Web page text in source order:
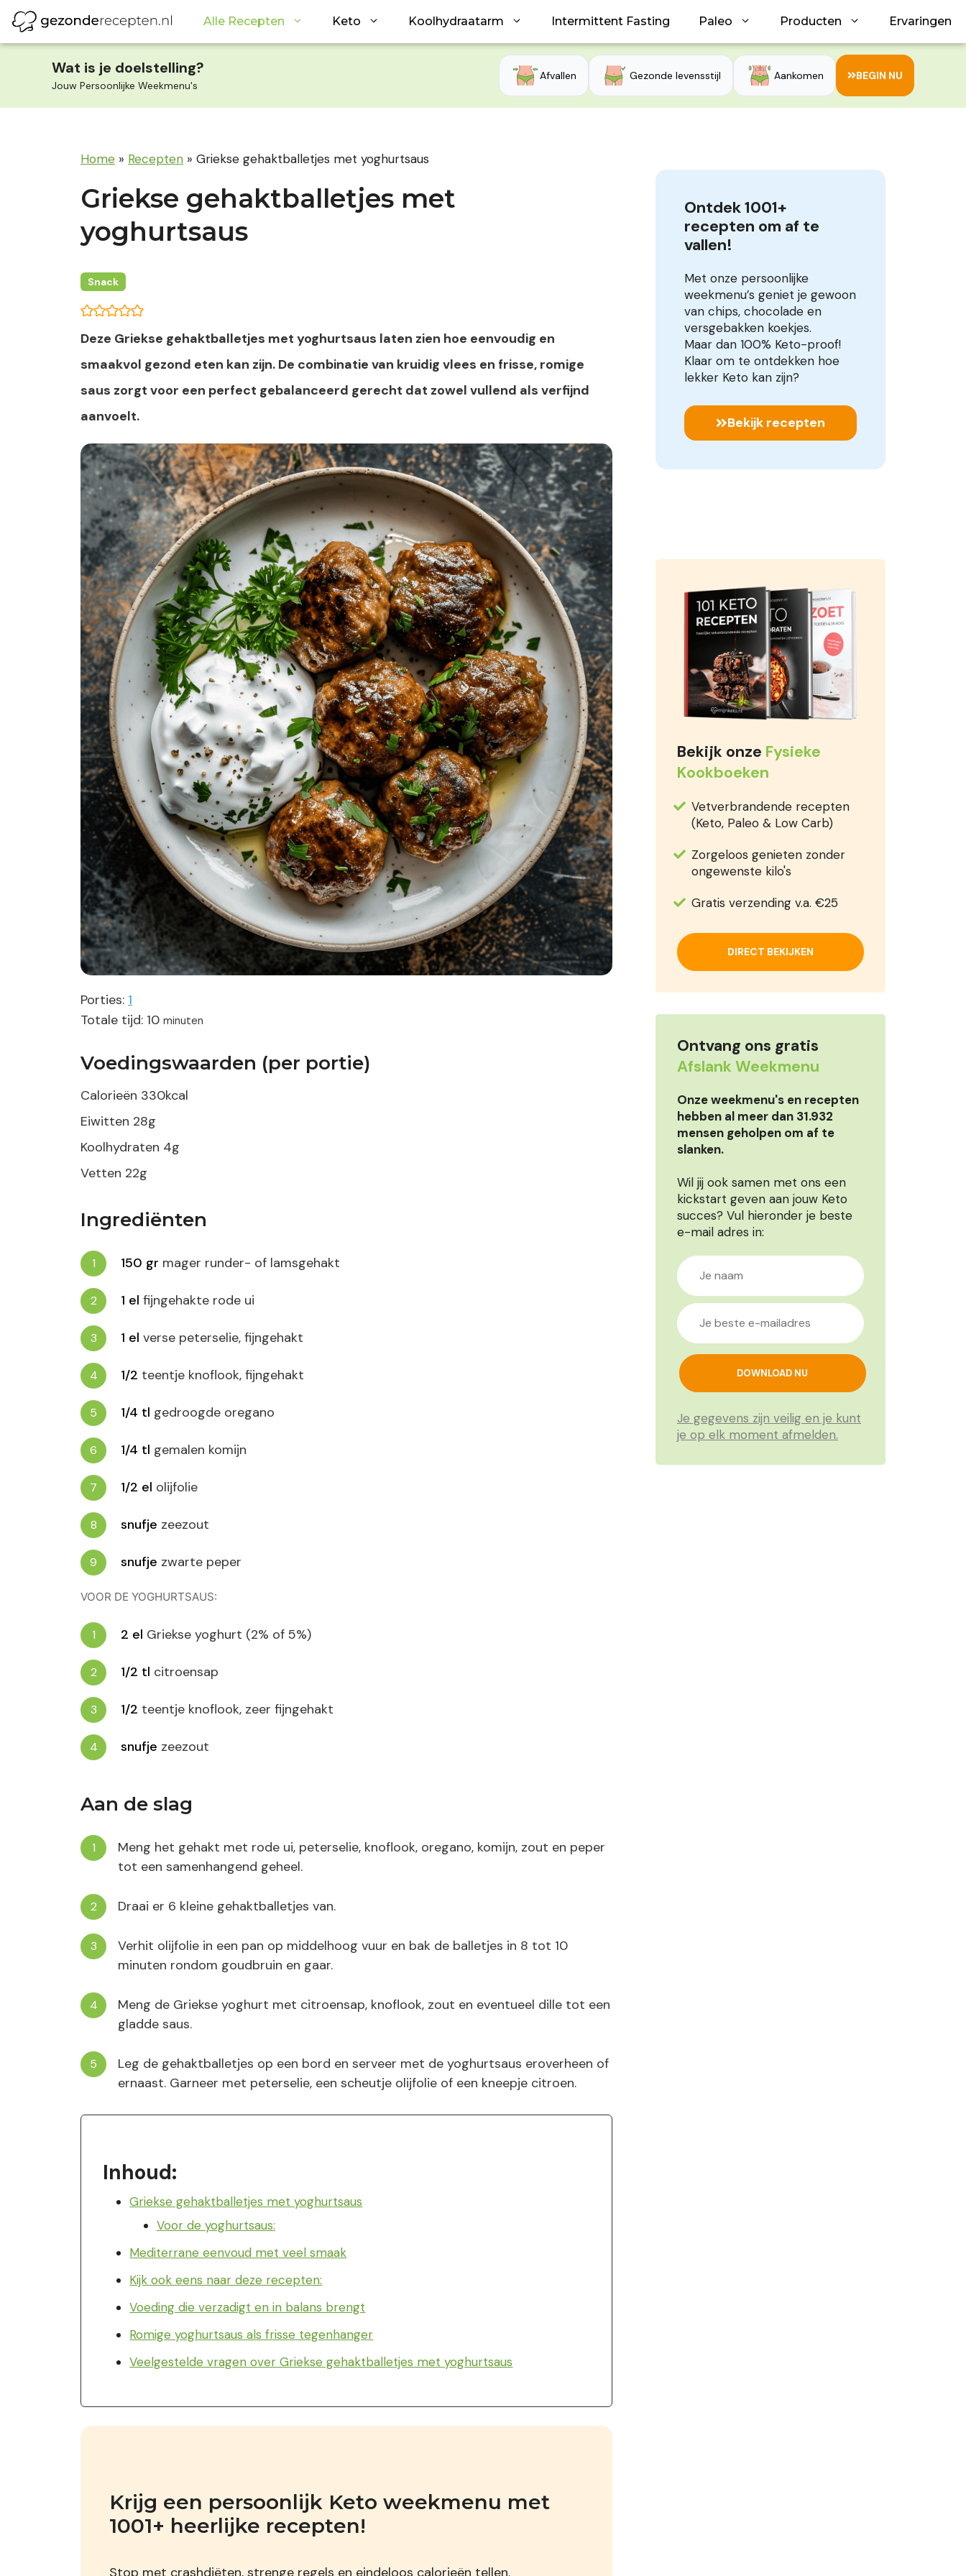
naar
de
Alle Recepten Keto Koolhydraatarm Intermittent Fasting Paleo Producten Ervaringen
Wat is je doelstelling?
Jouw Persoonlijke Weekmenu's
Afvallen Gezonde levensstijl Aankomen BEGIN NU
Home » Recepten » Griekse gehaktballetjes met yoghurtsaus
Griekse gehaktballetjes met
yoghurtsaus
Snack
Deze Griekse gehaktballetjes met yoghurtsaus laten zien hoe eenvoudig en
smaakvol gezond eten kan zijn. De combinatie van kruidig vlees en frisse, romige
saus zorgt voor een perfect gebalanceerd gerecht dat zowel vullend als verfijnd
aanvoelt.
Porties: 1
Totale tijd: 10minuten
minuten
Voedingswaarden (per portie)
Calorieën 330kcal
Eiwitten 28g
Koolhydraten 4g
Vetten 22g
Ingrediënten
150 gr mager runder- of lamsgehakt
1 el fijngehakte rode ui
1 el verse peterselie, fijngehakt
1/2 teentje knoflook, fijngehakt
1/4 tl gedroogde oregano
1/4 tl gemalen komijn
1/2 el olijfolie
snufje zeezout
snufje zwarte peper
VOOR DE YOGHURTSAUS:
2 el Griekse yoghurt (2% of 5%)
1/2 tl citroensap
1/2 teentje knoflook, zeer fijngehakt
snufje zeezout
Aan de slag
Meng het gehakt met rode ui, peterselie, knoflook, oregano, komijn, zout en peper
tot een samenhangend geheel.
Draai er 6 kleine gehaktballetjes van.
Verhit olijfolie in een pan op middelhoog vuur en bak de balletjes in 8 tot 10
minuten rondom goudbruin en gaar.
Meng de Griekse yoghurt met citroensap, knoflook, zout en eventueel dille tot een
gladde saus.
Leg de gehaktballetjes op een bord en serveer met de yoghurtsaus eroverheen of
ernaast. Garneer met peterselie, een scheutje olijfolie of een kneepje citroen.
Inhoud:
Griekse gehaktballetjes met yoghurtsaus
Voor de yoghurtsaus:
Mediterrane eenvoud met veel smaak
Kijk ook eens naar deze recepten:
Voeding die verzadigt en in balans brengt
Romige yoghurtsaus als frisse tegenhanger
Veelgestelde vragen over Griekse gehaktballetjes met yoghurtsaus
Krijg een persoonlijk Keto weekmenu met
1001+ heerlijke recepten!
Stop met crashdiëten, strenge regels en eindeloos calorieën tellen.
Ontdek 1001+
recepten om af te
vallen!
Met onze persoonlijke
weekmenu’s geniet je gewoon
van chips, chocolade en
versgebakken koekjes.
Maar dan 100% Keto-proof!
Klaar om te ontdekken hoe
lekker Keto kan zijn?
Bekijk recepten
Bekijk onze Fysieke
Kookboeken
Vetverbrandende recepten
(Keto, Paleo & Low Carb)
Zorgeloos genieten zonder
ongewenste kilo's
Gratis verzending v.a. €25
DIRECT BEKIJKEN
Ontvang ons gratis
Afslank Weekmenu
Onze weekmenu's en recepten
hebben al meer dan 31.932
mensen geholpen om af te
slanken.
Wil jij ook samen met ons een
kickstart geven aan jouw Keto
succes? Vul hieronder je beste
e-mail adres in:
Je gegevens zijn veilig en je kunt
je op elk moment afmelden.